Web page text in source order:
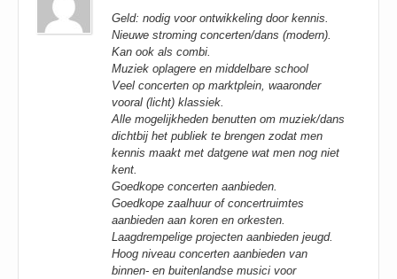
Geld: nodig voor ontwikkeling door kennis.
Nieuwe stroming concerten/dans (modern).
Kan ook als combi.
Muziek oplagere en middelbare school
Veel concerten op marktplein, waaronder
vooral (licht) klassiek.
Alle mogelijkheden benutten om muziek/dans
dichtbij het publiek te brengen zodat men
kennis maakt met datgene wat men nog niet
kent.
Goedkope concerten aanbieden.
Goedkope zaalhuur of concertruimtes
aanbieden aan koren en orkesten.
Laagdrempelige projecten aanbieden jeugd.
Hoog niveau concerten aanbieden van
binnen- en buitenlandse musici voor